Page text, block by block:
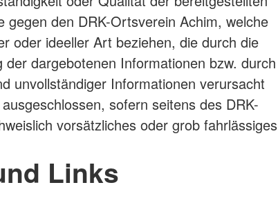
gegen den DRK-Ortsverein Achim, welche
oder ideeller Art beziehen, die durch die
dargebotenen Informationen bzw. durch
unvollständiger Informationen verursacht
sofern seitens des DRK-
vorsätzliches oder grob fahrlässiges
Links